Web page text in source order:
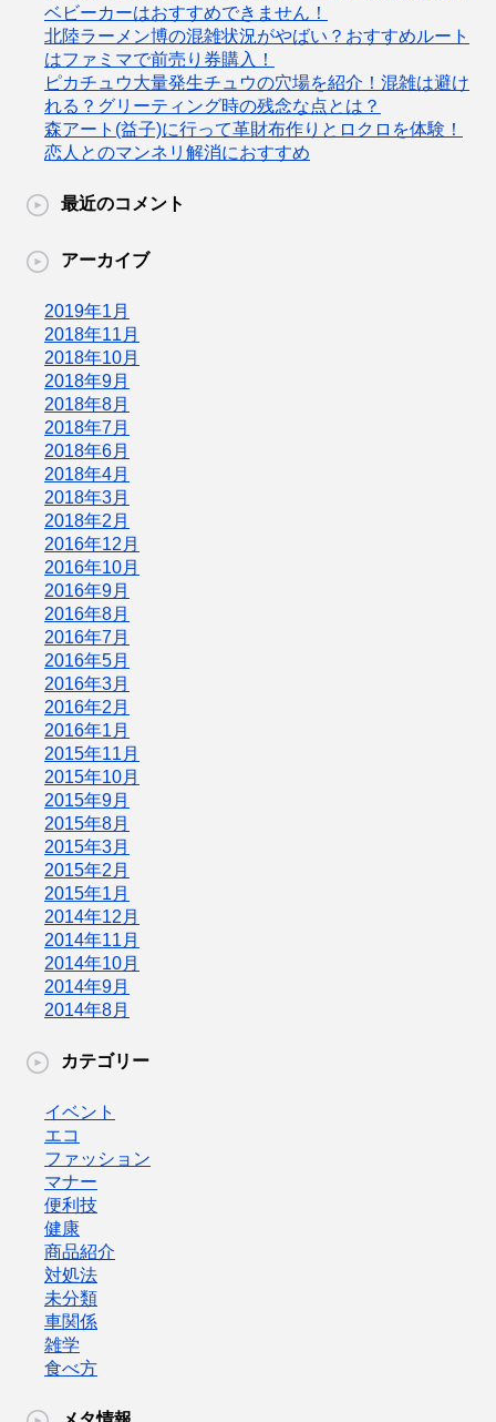
ベビーカーはおすすめできません！
北陸ラーメン博の混雑状況がやばい？おすすめルート
はファミマで前売り券購入！
ピカチュウ大量発生チュウの穴場を紹介！混雑は避け
れる？グリーティング時の残念な点とは？
森アート(益子)に行って革財布作りとロクロを体験！
恋人とのマンネリ解消におすすめ
最近のコメント
アーカイブ
2019年1月
2018年11月
2018年10月
2018年9月
2018年8月
2018年7月
2018年6月
2018年4月
2018年3月
2018年2月
2016年12月
2016年10月
2016年9月
2016年8月
2016年7月
2016年5月
2016年3月
2016年2月
2016年1月
2015年11月
2015年10月
2015年9月
2015年8月
2015年3月
2015年2月
2015年1月
2014年12月
2014年11月
2014年10月
2014年9月
2014年8月
カテゴリー
イベント
エコ
ファッション
マナー
便利技
健康
商品紹介
対処法
未分類
車関係
雑学
食べ方